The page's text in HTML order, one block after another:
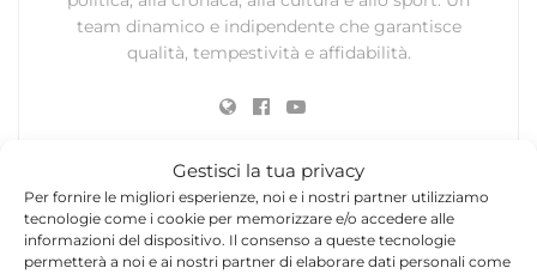
Gestisci la tua privacy
Per fornire le migliori esperienze, noi e i nostri partner utilizziamo
tecnologie come i cookie per memorizzare e/o accedere alle
informazioni del dispositivo. Il consenso a queste tecnologie
permetterà a noi e ai nostri partner di elaborare dati personali come
team dinamico e indipendente che garantisce
qualità, tempestività e affidabilità.
Lascia un commento